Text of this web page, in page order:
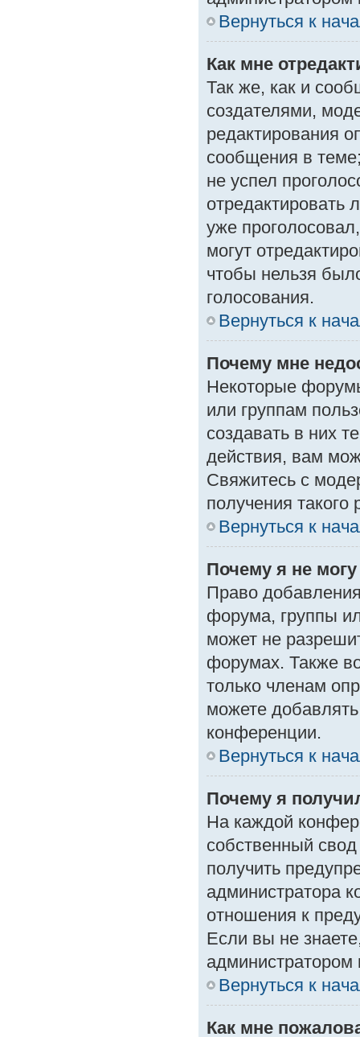
Вернуться к
Как мне
Так же, как и
создателями,
редактирования
сообщения в
не успел
отредактировать
уже
могут
чтобы нельзя
голосования.
Вернуться к
Почему мне
Некоторые
или группам
создавать в них
действия, вам
Свяжитесь с
получения такого
Вернуться к
Почему я не
Право
форума, группы
может не
форумах. Также
только членам
можете
конференции.
Вернуться к
Почему я
На каждой
собственный
получить
администратора
отношения к
Если вы не
Вернуться к
Как мне